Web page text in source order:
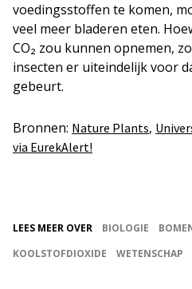
voedingsstoffen te komen,
veel meer bladeren eten.
CO₂ zou kunnen opnemen,
insecten er uiteindelijk voor
gebeurt.
Bronnen: Nature Plants,
via EurekAlert!
LEES MEER OVER BIOLOGIE
KOOLSTOFDIOXIDE
WETENSCHAP